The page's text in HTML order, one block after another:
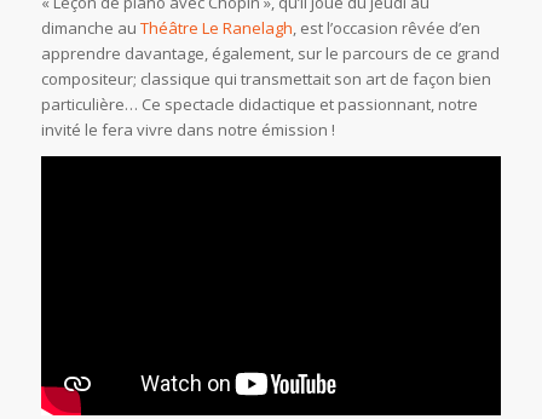
dimanche au Théâtre Le Ranelagh, est l’occasion rêvée d’en
apprendre davantage, également, sur le parcours de ce grand
compositeur; classique qui transmettait son art de façon bien
particulière… Ce spectacle didactique et passionnant, notre
invité le fera vivre dans notre émission !